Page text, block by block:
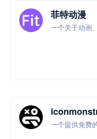
菲特动漫
一个关于动画
一个提供免费